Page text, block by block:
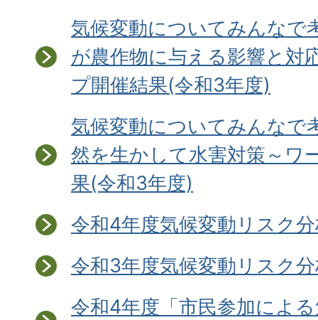
気候変動についてみんなで
が農作物に与える影響と対
プ開催結果(令和3年度)
気候変動についてみんなで
然を生かして水害対策～ワ
果(令和3年度)
令和4年度気候変動リスク
令和3年度気候変動リスク
令和4年度「市民参加によ